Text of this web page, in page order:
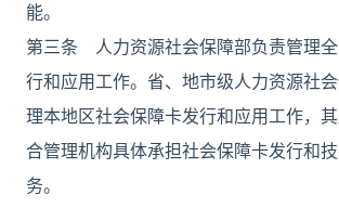
能。
第三条 人力资源社会保障部负责管理
行和应用工作。省、地市级人力资源社
理本地区社会保障卡发行和应用工作，
合管理机构具体承担社会保障卡发行和
务。